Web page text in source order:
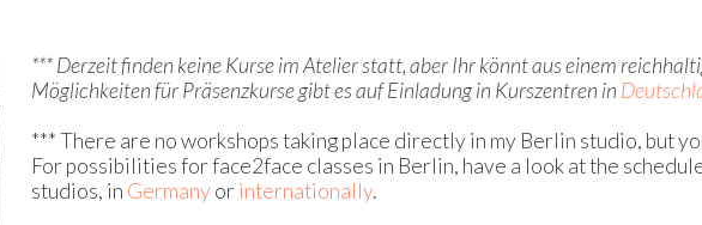
*** Derzeit finden keine Kurse im Atelier statt, aber Ihr könnt aus einem
Möglichkeiten für Präsenzkurse gibt es auf Einladung in Kurszentren in
*** There are no workshops taking place directly in my Berlin studio, but
For possibilities for face2face classes in Berlin, have a look at the
studios, in Germanyor internationally.